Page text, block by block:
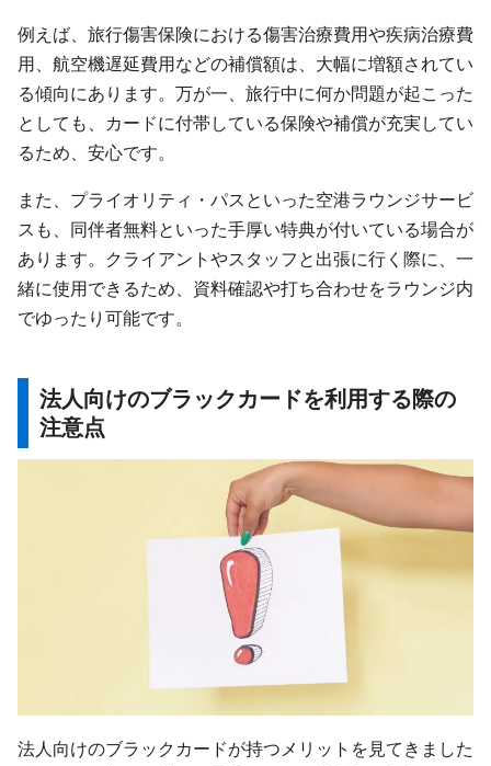
例えば、旅行傷害保険における傷害治療費用や疾病治療費
用、航空機遅延費用などの補償額は、大幅に増額されてい
る傾向にあります。万が一、旅行中に何か問題が起こった
としても、カードに付帯している保険や補償が充実してい
るため、安心です。
また、プライオリティ・パスといった空港ラウンジサービ
スも、同伴者無料といった手厚い特典が付いている場合が
あります。クライアントやスタッフと出張に行く際に、一
緒に使用できるため、資料確認や打ち合わせをラウンジ内
でゆったり可能です。
法人向けのブラックカードを利用する際の
注意点
法人向けのブラックカードが持つメリットを見てきました